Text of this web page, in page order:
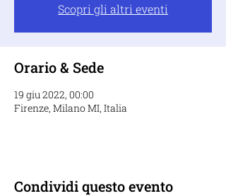
Scopri gli altri eventi
Orario & Sede
19 giu 2022, 00:00
Firenze, Milano MI, Italia
Condividi questo evento